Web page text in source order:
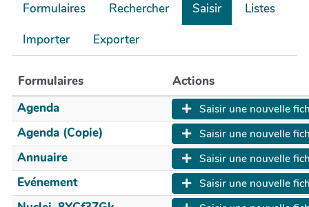
Formulaires Rechercher Saisir
Listes
Importer
Exporter
Formulaires
Actions
Agenda
Saisir une nouvelle
Agenda (copie) Saisir une nouvelle
Annuaire Saisir une nouvelle
Evénement Saisir une nouvelle